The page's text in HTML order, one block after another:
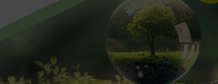
Los módulos de memoria TEAMGROUP han
sido sometidos a pruebas bajo condiciones
de voltaje estándar. Para problemas
relacionados con el procesador o la tarjeta
madre, comuníquese con el soporte técnico
del fabricante correspondiente.